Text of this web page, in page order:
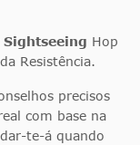
Hop
Resistência.
precisos
com base na
te-á quando